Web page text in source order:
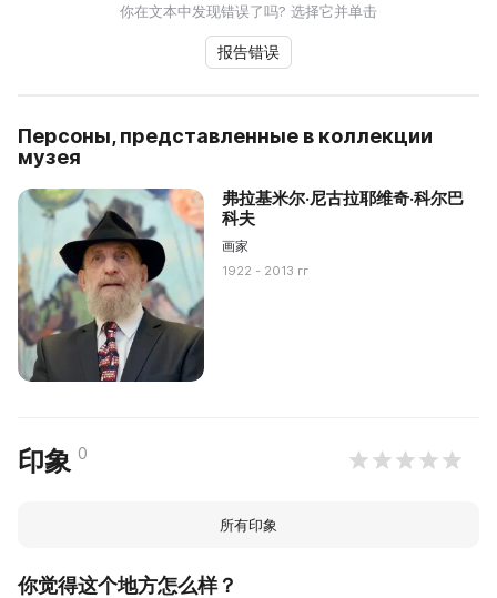
你在文本中发现错误了吗? 选择它并单击
报告错误
Персоны, представленные в коллекции
музея
弗拉基米尔·尼古拉耶维奇·科尔巴
科夫
画家
1922 - 2013 гг
印象 0
所有印象
你觉得这个地方怎么样？